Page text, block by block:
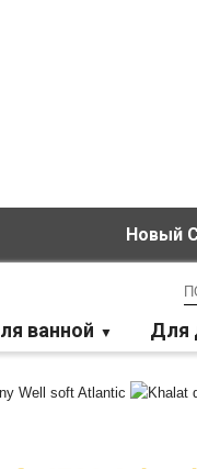
Новый
ванной Для